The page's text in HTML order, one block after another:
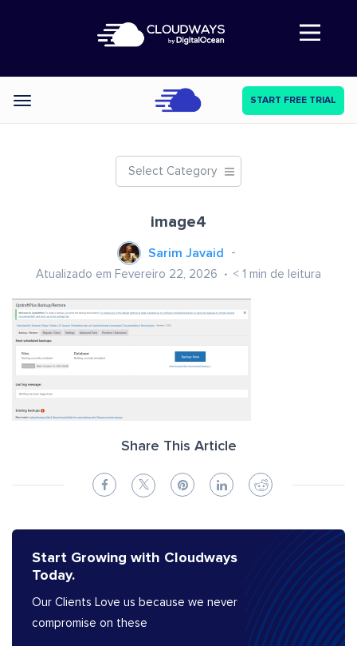
Abre a navegação
Categories START FREE TRIAL
Select Category
image4
Sarim Javaid
Atualizado em Fevereiro 22, 2026 < 1 min de leitura
Share This Article
Start Growing with Cloudways
Today.
Our Clients Love us because we never
compromise on these